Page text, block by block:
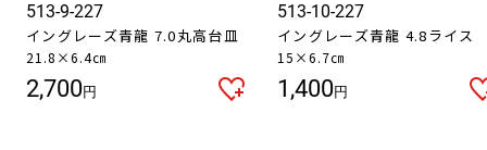
513-9-227
イングレーズ青龍 7.0丸高台皿
21.8×6.4㎝
2,700円
513-10-227
イングレーズ青龍 4.8ライス
15×6.7㎝
1,400円